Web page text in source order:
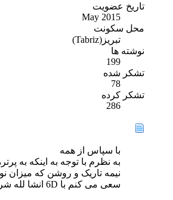
تاریخ عضویت
May 2015
محل سکونت
تبریز(Tabriz)
نوشته ها
199
تشکر شده
78
تشکر کرده
286
با سپاس از همه
به نظرم با توجه به اینکه به
نیمه تاریک و روشن که میزان
سعی می کنم با 6D انشا لله شروع کنم و امیدوارم که یه کارکرده کم کار و تمیز بتونم پیدا کنم یا یکم فشار روی بودجه برای خرید بادی اینطوری خیلی راحت ترم و دلم قرص تره